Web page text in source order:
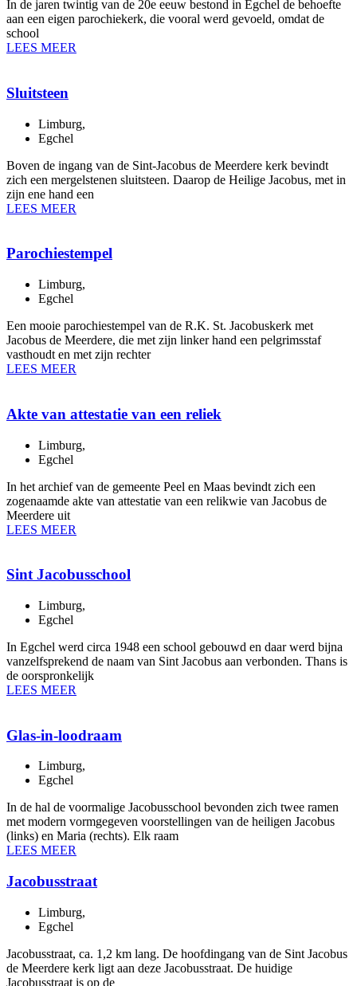
In de jaren twintig van de 20e eeuw bestond in Egchel de behoefte
aan een eigen parochiekerk, die vooral werd gevoeld, omdat de
school
LEES MEER
Sluitsteen
Limburg,
Egchel
Boven de ingang van de Sint-Jacobus de Meerdere kerk bevindt
zich een mergelstenen sluitsteen. Daarop de Heilige Jacobus, met in
zijn ene hand een
LEES MEER
Parochiestempel
Limburg,
Egchel
Een mooie parochiestempel van de R.K. St. Jacobuskerk met
Jacobus de Meerdere, die met zijn linker hand een pelgrimsstaf
vasthoudt en met zijn rechter
LEES MEER
Akte van attestatie van een reliek
Limburg,
Egchel
In het archief van de gemeente Peel en Maas bevindt zich een
zogenaamde akte van attestatie van een relikwie van Jacobus de
Meerdere uit
LEES MEER
Sint Jacobusschool
Limburg,
Egchel
In Egchel werd circa 1948 een school gebouwd en daar werd bijna
vanzelfsprekend de naam van Sint Jacobus aan verbonden. Thans is
de oorspronkelijk
LEES MEER
Glas-in-loodraam
Limburg,
Egchel
In de hal de voormalige Jacobusschool bevonden zich twee ramen
met modern vormgegeven voorstellingen van de heiligen Jacobus
(links) en Maria (rechts). Elk raam
LEES MEER
Jacobusstraat
Limburg,
Egchel
Jacobusstraat, ca. 1,2 km lang. De hoofdingang van de Sint Jacobus
de Meerdere kerk ligt aan deze Jacobusstraat. De huidige
Jacobusstraat is op de